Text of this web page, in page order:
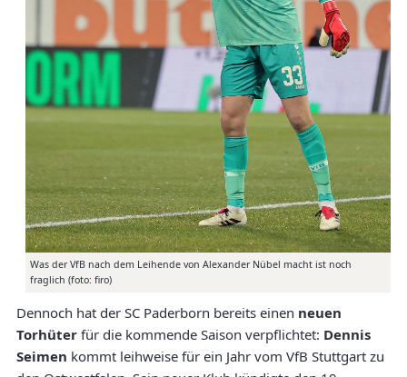
Was der VfB nach dem Leihende von Alexander Nübel macht ist noch
fraglich (foto: firo)
Dennoch hat der SC Paderborn bereits einen neuen
Torhüter für die kommende Saison verpflichtet: Dennis
Seimen kommt leihweise für ein Jahr vom VfB Stuttgart zu